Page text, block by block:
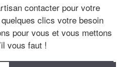
contacter pour votre
clics votre besoin
pour vous et vous mettons
vous faut !